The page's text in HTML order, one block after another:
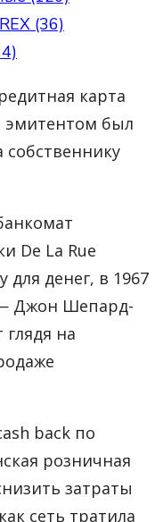
(36)
карта
эмитентом был
собственнику
De La Rue
для денег, в 1967
— Джон Шепард-
на
back по
розничная
затраты
сеть тратила